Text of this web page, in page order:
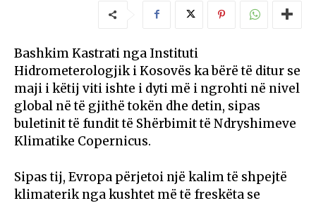
Bashkim Kastrati nga Instituti
Hidrometerologjik i Kosovës ka bërë të ditur se
maji i këtij viti ishte i dyti më i ngrohti në nivel
global në të gjithë tokën dhe detin, sipas
buletinit të fundit të Shërbimit të Ndryshimeve
Klimatike Copernicus.
Sipas tij, Evropa përjetoi një kalim të shpejtë
klimaterik nga kushtet më të freskëta se